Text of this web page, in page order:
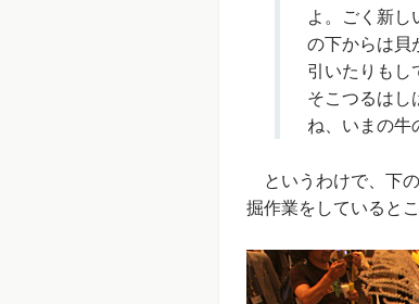
よ。ごく新し
の下からは貝
引いたりもし
そこつるはし
ね、いまの牛
というわけで、下
掘作業をしているとこ